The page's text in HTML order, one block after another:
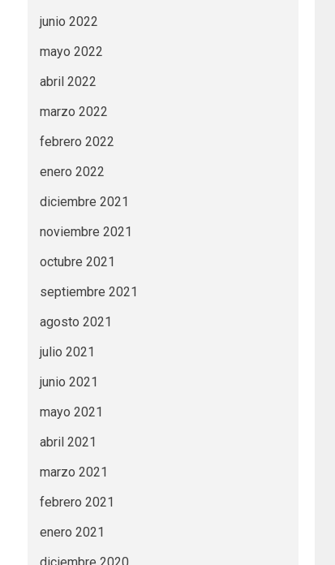
junio 2022
mayo 2022
abril 2022
marzo 2022
febrero 2022
enero 2022
diciembre 2021
noviembre 2021
octubre 2021
septiembre 2021
agosto 2021
julio 2021
junio 2021
mayo 2021
abril 2021
marzo 2021
febrero 2021
enero 2021